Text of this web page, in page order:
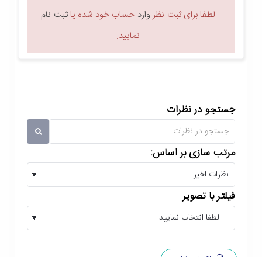
وضوح تصویر Full HD
Ratio) بهره می برد و توانایی نمایش 16.7 میلیون رنگ را دارد.
در مجموع با توجه به این مشخصات می توان از کیفیت تصاویر
مانیتور ایسوس مدل TUF Gaming VG24VQ مطمئن بود.
مانیتور ایسوس Asus TUF Gaming
VG24VQ
بهینه سازی شده برای انجام بازی با بهره گیری
لطفا برای ثبت نظر وارد حساب خود شده یاثبت نام
نمایید.
جستجو در نظرات
مرتب سازی بر اساس:
فیلتر با تصویر